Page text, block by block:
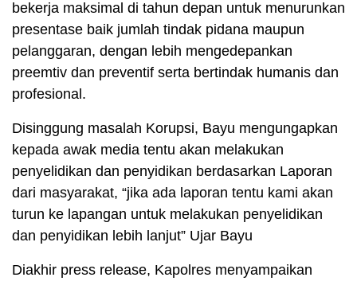
bekerja maksimal di tahun depan untuk menurunkan
presentase baik jumlah tindak pidana maupun
pelanggaran, dengan lebih mengedepankan
preemtiv dan preventif serta bertindak humanis dan
profesional.
Disinggung masalah Korupsi, Bayu mengungapkan
kepada awak media tentu akan melakukan
penyelidikan dan penyidikan berdasarkan Laporan
dari masyarakat, “jika ada laporan tentu kami akan
turun ke lapangan untuk melakukan penyelidikan
dan penyidikan lebih lanjut” Ujar Bayu
Diakhir press release, Kapolres menyampaikan